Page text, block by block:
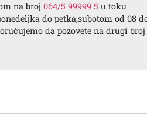
na broj 064/5 99999 5 u toku
do petka,subotom od 08
da pozovete na drugi